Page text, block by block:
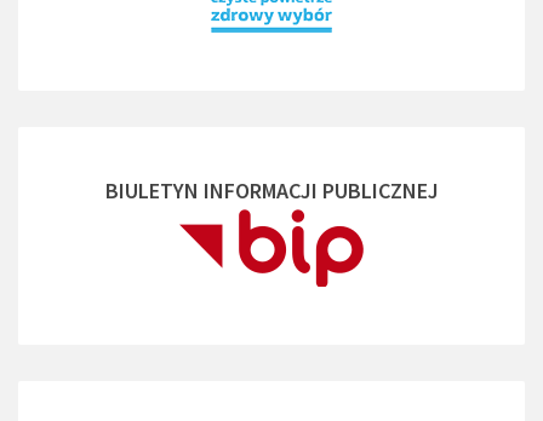
BIULETYN INFORMACJI PUBLICZNEJ